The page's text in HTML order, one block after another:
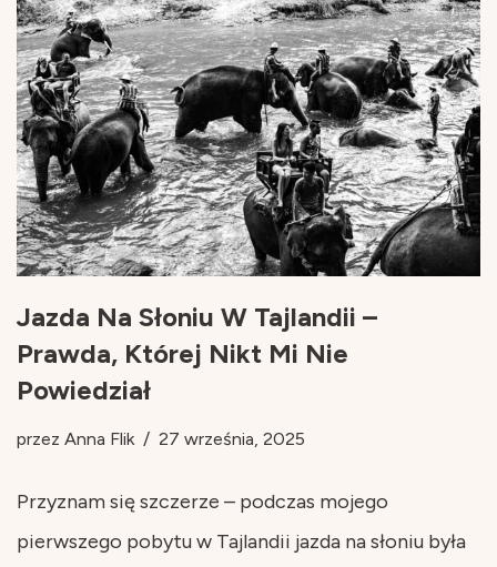
Jazda Na Słoniu W Tajlandii –
Prawda, Której Nikt Mi Nie
Powiedział
przez Anna Flik 27 września, 2025
Przyznam się szczerze – podczas mojego
pierwszego pobytu w Tajlandii jazda na słoniu była